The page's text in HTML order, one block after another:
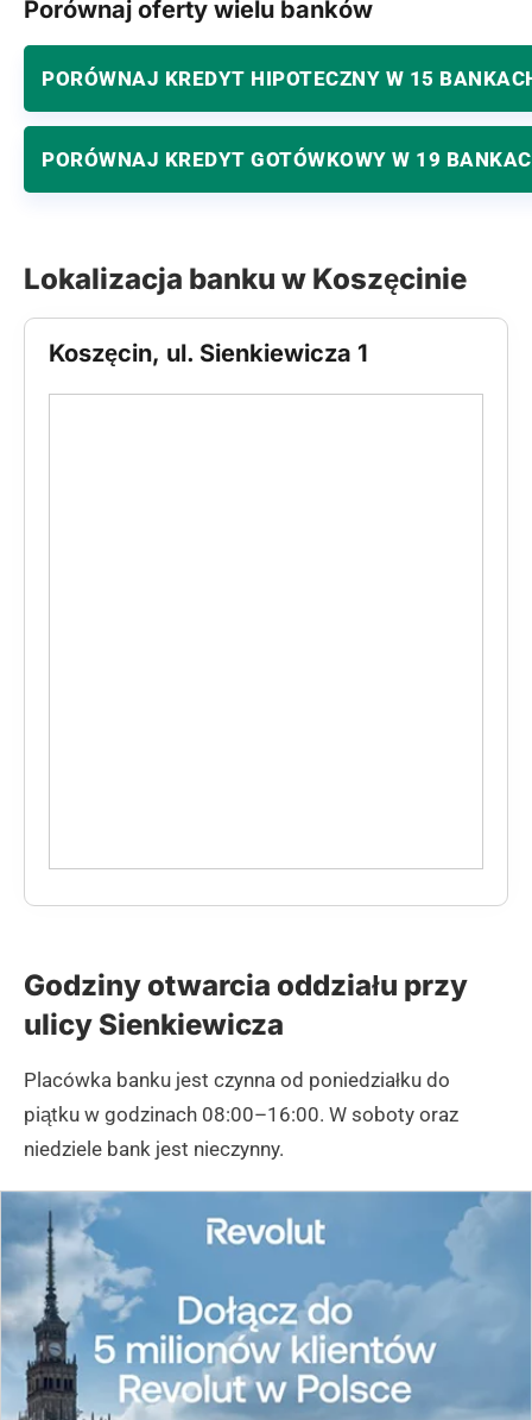
Porównaj oferty wielu banków
PORÓWNAJ KREDYT HIPOTECZNY W 15
PORÓWNAJ KREDYT GOTÓWKOWY W 19
Lokalizacja banku w Koszęcinie
Koszęcin, ul. Sienkiewicza 1
Godziny otwarcia oddziału przy
ulicy Sienkiewicza
Placówka banku jest czynna od poniedziałku do
piątku w godzinach 08:00–16:00. W soboty oraz
niedziele bank jest nieczynny.